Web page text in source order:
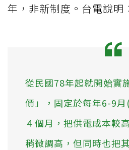
年，非新制度。台電說明
從民國78年起就開始實
價」，固定於每年6-9
４個月，把供電成本較
稍微調高，但同時也把